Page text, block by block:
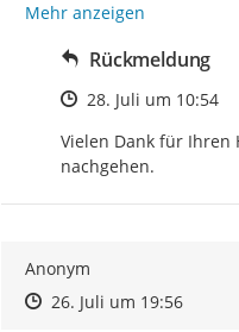
Mehr anzeigen
Rückmeldung
Zeitpunkt des
28. Juli um 10:54
Vielen Dank für Ihren
nachgehen.
Anonym
Zeitpunkt des Erstellens
Zeitpunkt des Erstellens
26. Juli um 19:56Zur